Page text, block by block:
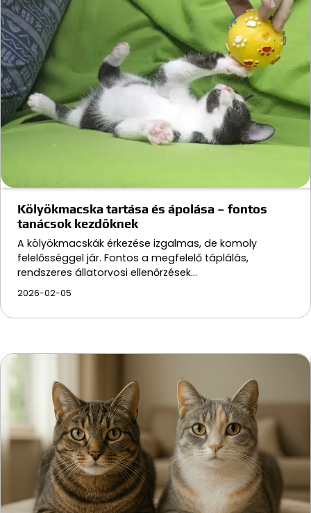
Kölyökmacska tartása és ápolása – fontos
tanácsok kezdőknek
A kölyökmacskák érkezése izgalmas, de komoly
felelősséggel jár. Fontos a megfelelő táplálás,
rendszeres állatorvosi ellenőrzések…
2026-02-05